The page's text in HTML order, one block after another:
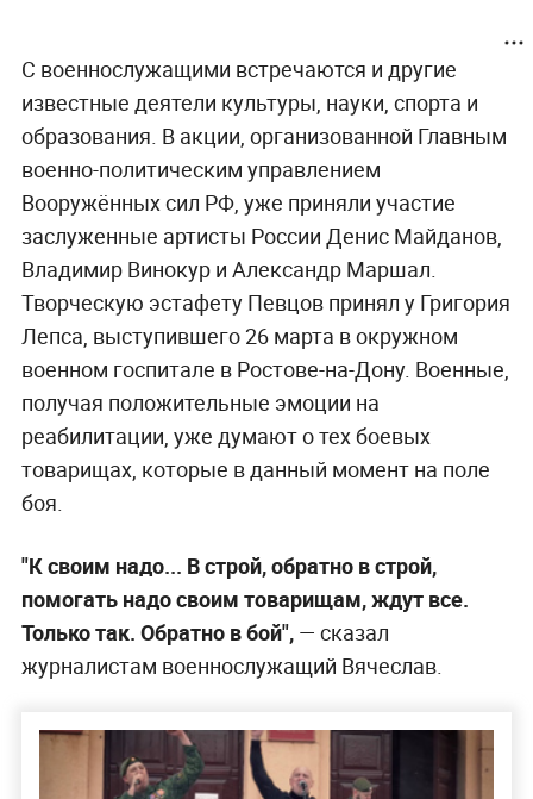
С военнослужащими встречаются и другие
известные деятели культуры, науки, спорта и
образования. В акции, организованной Главным
военно-политическим управлением
Вооружённых сил РФ, уже приняли участие
заслуженные артисты России Денис Майданов,
Владимир Винокур и Александр Маршал.
Творческую эстафету Певцов принял у Григория
Лепса, выступившего 26 марта в окружном
военном госпитале в Ростове-на-Дону. Военные,
получая положительные эмоции на
реабилитации, уже думают о тех боевых
товарищах, которые в данный момент на поле
боя.
"К своим надо... В строй, обратно в строй,
помогать надо своим товарищам, ждут все.
Только так. Обратно в бой",— сказал
журналистам военнослужащий Вячеслав.